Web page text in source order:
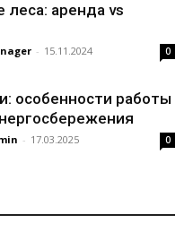
аренда vs
- 15.11.2024 0
особенности работы
- 17.03.2025 0